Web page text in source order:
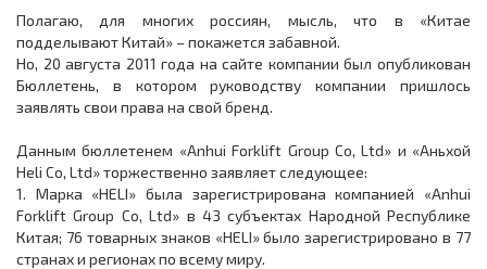
Полагаю, для многих россиян, мысль, что в «Китае
подделывают Китай» – покажется забавной.
Но, 20 августа 2011 года на сайте компании был опубликован
Бюллетень, в котором руководству компании пришлось
заявлять свои права на свой бренд.
Данным бюллетенем «Anhui Forklift Group Co, Ltd» и «Аньхой
Heli Co, Ltd» торжественно заявляет следующее:
1. Марка «HELI» была зарегистрирована компанией «Anhui
Forklift Group Co, Ltd» в 43 субъектах Народной Республике
Китая; 76 товарных знаков «HELI» было зарегистрировано в 77
странах и регионах по всему миру.